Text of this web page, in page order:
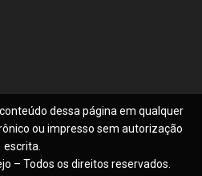
dessa página em qualquer
ou impresso sem autorização
escrita.
– Todos os direitos reservados.